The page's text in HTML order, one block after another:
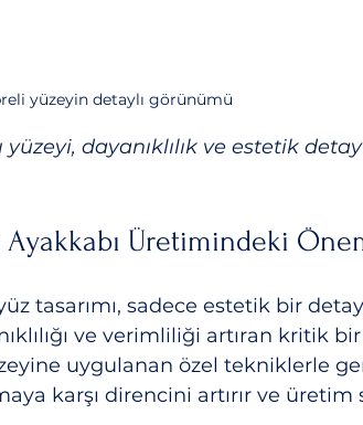
yüzeyin detaylı görünümü
dayanıklılık ve estetik
Ayakkabı Üretimindeki
tasarımı, sadece estetik bir
ve verimliliği artıran kritik
uygulanan özel tekniklerle
karşı direncini artırır ve